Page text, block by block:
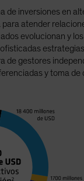
de inversiones en
atender
evolucionan y
de gestores
y toma de